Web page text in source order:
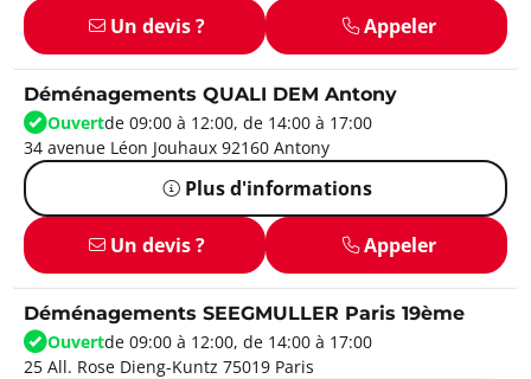
Un devis ? Appeler
Déménagements QUALI DEM Antony
Ouvertde 09:00 à 12:00, de 14:00 à 17:00
34 avenue Léon Jouhaux 92160 Antony
Plus d'informations
Un devis ? Appeler
Déménagements SEEGMULLER Paris 19ème
Ouvertde 09:00 à 12:00, de 14:00 à 17:00
25 All. Rose Dieng-Kuntz 75019 Paris